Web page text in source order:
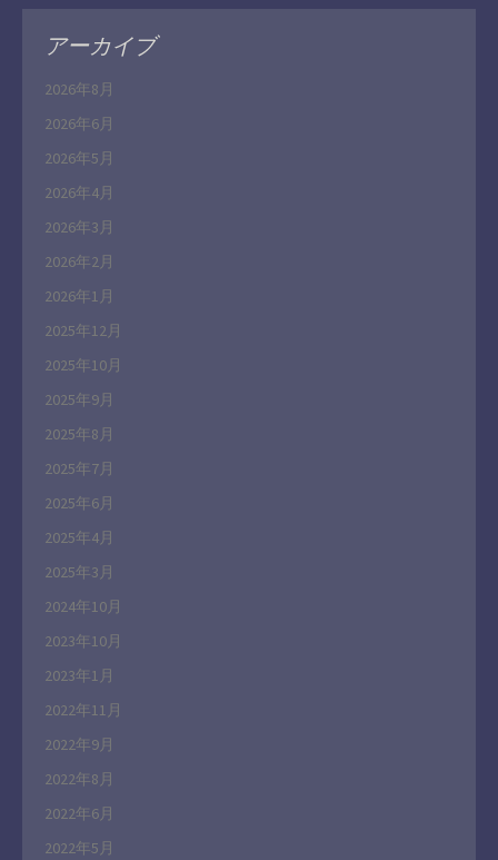
アーカイブ
2026年8月
2026年6月
2026年5月
2026年4月
2026年3月
2026年2月
2026年1月
2025年12月
2025年10月
2025年9月
2025年8月
2025年7月
2025年6月
2025年4月
2025年3月
2024年10月
2023年10月
2023年1月
2022年11月
2022年9月
2022年8月
2022年6月
2022年5月